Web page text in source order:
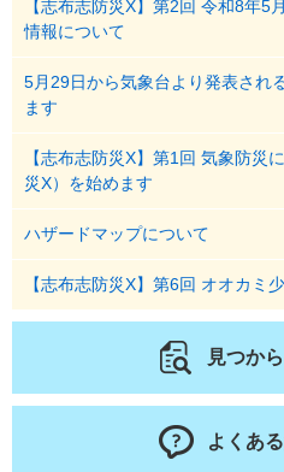
【志布志防災X】第2回 令和8年5
情報について
5月29日から気象台より発表され
ます
【志布志防災X】第1回 気象防災
災X）を始めます
ハザードマップについて
【志布志防災X】第6回 オオカミ
見つか
よくあ